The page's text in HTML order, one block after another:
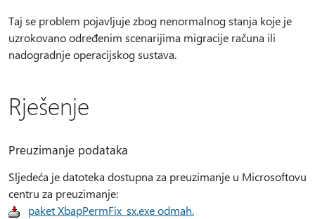
Taj se problem pojavljuje zbog nenormalnog stanja koje je
uzrokovano određenim scenarijima migracije računa ili
nadogradnje operacijskog sustava.
Rješenje
Preuzimanje podataka
Sljedeća je datoteka dostupna za preuzimanje u Microsoftovu
centru za preuzimanje:
paket XbapPermFix_sx.exe odmah.